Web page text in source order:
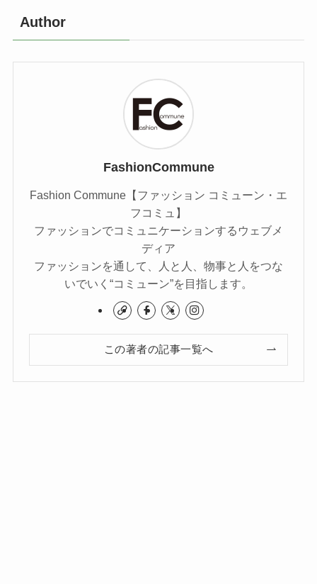
Author
FashionCommune
Fashion Commune【ファッション コミューン・エ
フコミュ】
ファッションでコミュニケーションするウェブメ
ディア
ファッションを通して、人と人、物事と人をつな
いでいく“コミューン”を目指します。
この著者の記事一覧へ